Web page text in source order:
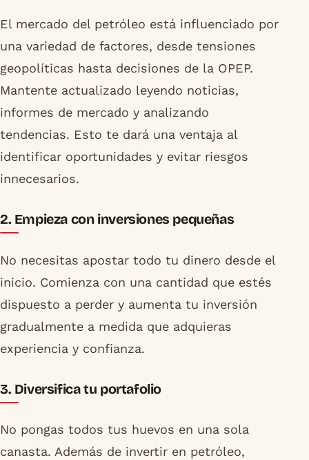
El mercado del petróleo está influenciado por
una variedad de factores, desde tensiones
geopolíticas hasta decisiones de la OPEP.
Mantente actualizado leyendo noticias,
informes de mercado y analizando
tendencias. Esto te dará una ventaja al
identificar oportunidades y evitar riesgos
innecesarios.
2. Empieza con inversiones pequeñas
No necesitas apostar todo tu dinero desde el
inicio. Comienza con una cantidad que estés
dispuesto a perder y aumenta tu inversión
gradualmente a medida que adquieras
experiencia y confianza.
3. Diversifica tu portafolio
No pongas todos tus huevos en una sola
canasta. Además de invertir en petróleo,